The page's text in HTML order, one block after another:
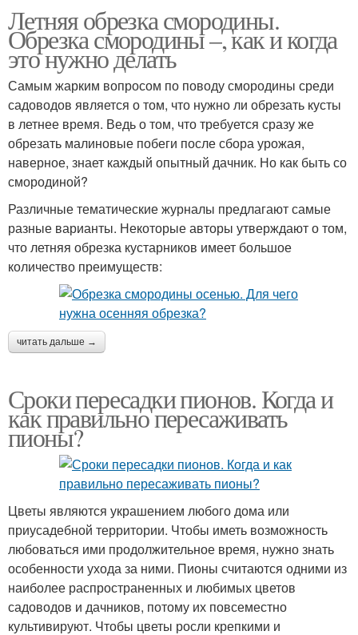
Летняя обрезка смородины.
Обрезка смородины –, как и когда
это нужно делать
Самым жарким вопросом по поводу смородины среди
садоводов является о том, что нужно ли обрезать кусты
в летнее время. Ведь о том, что требуется сразу же
обрезать малиновые побеги после сбора урожая,
наверное, знает каждый опытный дачник. Но как быть со
смородиной?
Различные тематические журналы предлагают самые
разные варианты. Некоторые авторы утверждают о том,
что летняя обрезка кустарников имеет большое
количество преимуществ:
читать дальше →
Сроки пересадки пионов. Когда и
как правильно пересаживать
пионы?
Цветы являются украшением любого дома или
приусадебной территории. Чтобы иметь возможность
любоваться ими продолжительное время, нужно знать
особенности ухода за ними. Пионы считаются одними из
наиболее распространенных и любимых цветов
садоводов и дачников, потому их повсеместно
культивируют. Чтобы цветы росли крепкими и